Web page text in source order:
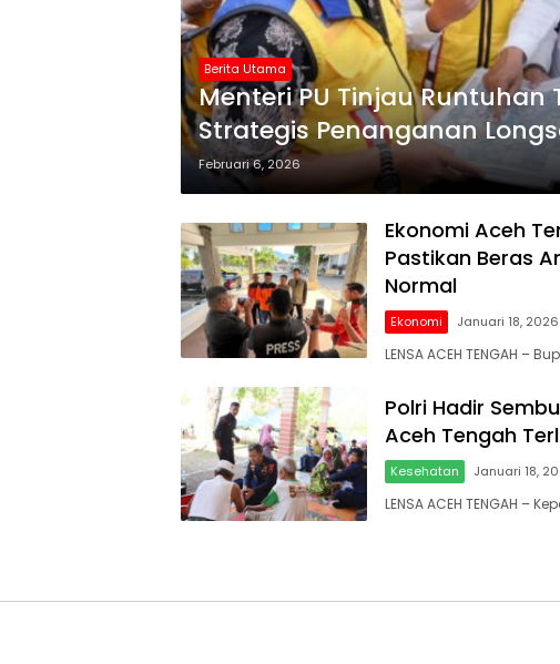
Berita Utama
Menteri PU Tinjau Runtuhan
Strategis Penanganan
Februari 6, 2026
Ekonomi Aceh
Pastikan Beras
Normal
Ekonomi Januari 18, 2026
LENSA ACEH TENGAH –
Polri Hadir
Aceh Tengah
Kesehatan Januari 18,
LENSA ACEH TENGAH –